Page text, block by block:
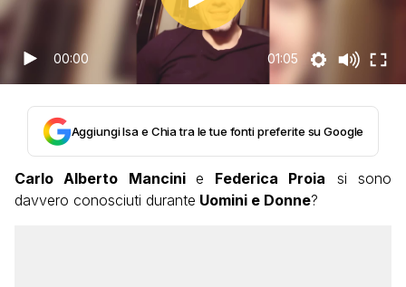
00:00 01:05
Aggiungi Isa e Chia tra le tue fonti preferite su Google
Carlo Alberto Mancinie Federica Proia si sono
davvero conosciuti durante Uomini e Donne?